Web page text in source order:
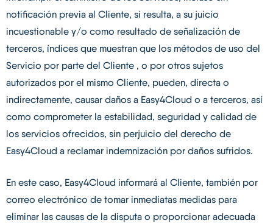
notificación previa al Cliente, si resulta, a su juicio
incuestionable y/o como resultado de señalización de
terceros, índices que muestran que los métodos de uso del
Servicio por parte del Cliente , o por otros sujetos
autorizados por el mismo Cliente, pueden, directa o
indirectamente, causar daños a Easy4Cloud o a terceros, así
como comprometer la estabilidad, seguridad y calidad de
los servicios ofrecidos, sin perjuicio del derecho de
Easy4Cloud a reclamar indemnización por daños sufridos.
En este caso, Easy4Cloud informará al Cliente, también por
correo electrónico de tomar inmediatas medidas para
eliminar las causas de la disputa o proporcionar adecuada